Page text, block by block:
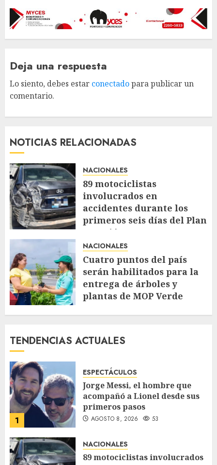
Deja una respuesta
Lo siento, debes estar conectadopara publicar un
comentario.
NOTICIAS RELACIONADAS
NACIONALES
89 motociclistas
involucrados en
accidentes durante los
primeros seis días del Plan
Vacación 2026
AGOSTO 7, 2026
NACIONALES
Cuatro puntos del país
serán habilitados para la
entrega de árboles y
plantas de MOP Verde
TENDENCIAS ACTUALES
1
ESPECTÁCULOS
Jorge Messi, el hombre que
acompañó a Lionel desde sus
primeros pasos
AGOSTO 8, 2026 53
NACIONALES
89 motociclistas involucrados